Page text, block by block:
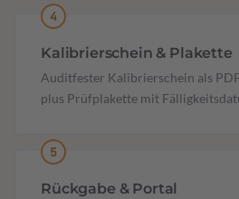
Kalibrierschein & Plakette
Auditfester Kalibrierschein als
plus Prüfplakette mit
Rückgabe & Portal